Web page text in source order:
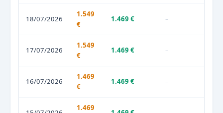
18/07/2026
1.549
€
1.469 € –
17/07/2026
1.549
€
1.469 € –
16/07/2026
1.469
€
1.469 € –
1.469